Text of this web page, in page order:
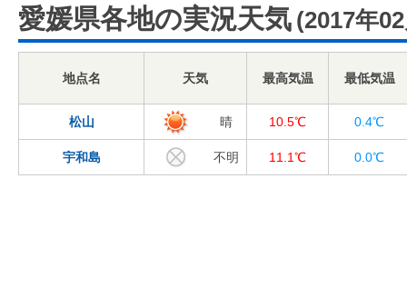
愛媛県各地の実況天気 (2017年
地点名 天気 最高気温 最低気温
松山 晴 10.5℃ 0.4℃
宇和島 不明 11.1℃ 0.0℃